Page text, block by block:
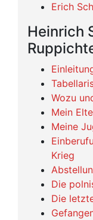
Erich
Heinrich
Wozu
Mein
Meine
Krieg
Die
Die